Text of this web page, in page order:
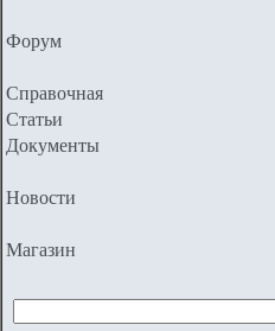
Форум
Справочная
Статьи
Документы
Новости
Магазин